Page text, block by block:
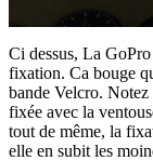
Ci dessus, La
fixation. Ca bouge
bande Velcro. Notez
fixée avec la
tout de même, la
elle en subit les